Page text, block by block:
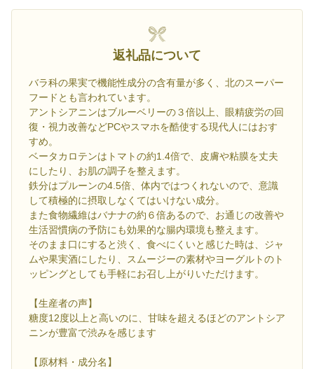
返礼品について
バラ科の果実で機能性成分の含有量が多く、北のスーパー
フードとも言われています。
アントシアニンはブルーベリーの３倍以上、眼精疲労の回
復・視力改善などPCやスマホを酷使する現代人にはおす
すめ。
ベータカロテンはトマトの約1.4倍で、皮膚や粘膜を丈夫
にしたり、お肌の調子を整えます。
鉄分はプルーンの4.5倍、体内ではつくれないので、意識
して積極的に摂取しなくてはいけない成分。
また食物繊維はバナナの約６倍あるので、お通じの改善や
生活習慣病の予防にも効果的な腸内環境も整えます。
そのまま口にすると渋く、食べにくいと感じた時は、ジャ
ムや果実酒にしたり、スムージーの素材やヨーグルトのト
ッピングとしても手軽にお召し上がりいただけます。
【生産者の声】
糖度12度以上と高いのに、甘味を超えるほどのアントシア
ニンが豊富で渋みを感じます
【原材料・成分名】